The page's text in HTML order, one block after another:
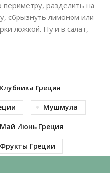
периметру, разделить на
сбрызнуть лимоном или
ложкой. Ну и в салат,
Клубника Греция
Мушмула
Июнь Греция
Фрукты Греции